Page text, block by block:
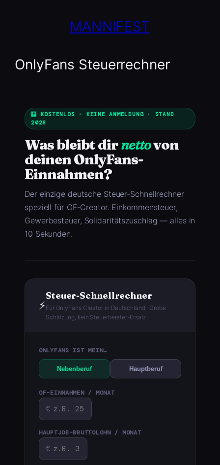
MANNIFEST
OnlyFans Steuerrechner
🧮 KOSTENLOS · KEINE ANMELDUNG · STAND
2026
Was bleibt dirnettovon
deinen OnlyFans-
Einnahmen?
Der einzige deutsche Steuer-Schnellrechner
speziell für OF-Creator. Einkommensteuer,
Gewerbesteuer, Solidaritätszuschlag — alles in
10 Sekunden.
⚡
Steuer-Schnellrechner
Für OnlyFans Creator in Deutschland · Grobe
Schätzung, kein Steuerberater-Ersatz
ONLYFANS IST MEIN…
Nebenberuf Hauptberuf
OF-EINNAHMEN / MONAT
€
HAUPTJOB-BRUTTOLOHN / MONAT
€